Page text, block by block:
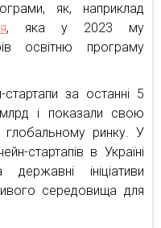
як, наприклад
, яка у 2023 му
освітню програму
стартапи за останні 5
і показали свою
глобальному ринку. У
стартапів в Україні
ініціативи
середовища для